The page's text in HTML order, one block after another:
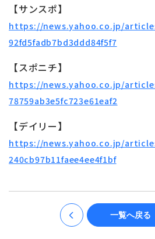
【サンスポ】
https://news.yahoo.co.jp/
92fd5fadb7bd3ddd84f5f7
【スポニチ】
https://news.yahoo.co.jp/
78759ab3e5fc723e61eaf2
【デイリー】
https://news.yahoo.co.jp/
240cb97b11faee4ee4f1bf
一覧へ戻る